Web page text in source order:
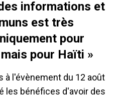
informations et
est très
pour
pour Haïti »
à l'évènement du 12 août
les bénéfices d'avoir des